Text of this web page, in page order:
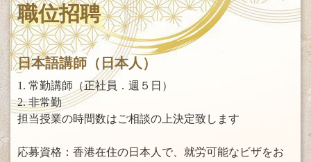
職位招聘
日本語講師（日本人）
1. 常勤講師（正社員．週５日）
2. 非常勤
担当授業の時間数はご相談の上決定致します
応募資格：香港在住の日本人で、就労可能なビザをお